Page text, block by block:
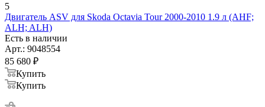
5
Двигатель ASV для Skoda Octavia Tour 2000-2010 1.9 л (AHF;
ALH; ALH)
Есть в наличии
Арт.: 9048554
85 680 ₽
Купить
Купить